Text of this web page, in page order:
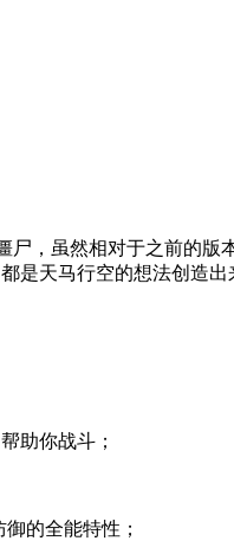
尸，虽然相对于之前的
天马行空的想法创造
助你战斗；
的全能特性；